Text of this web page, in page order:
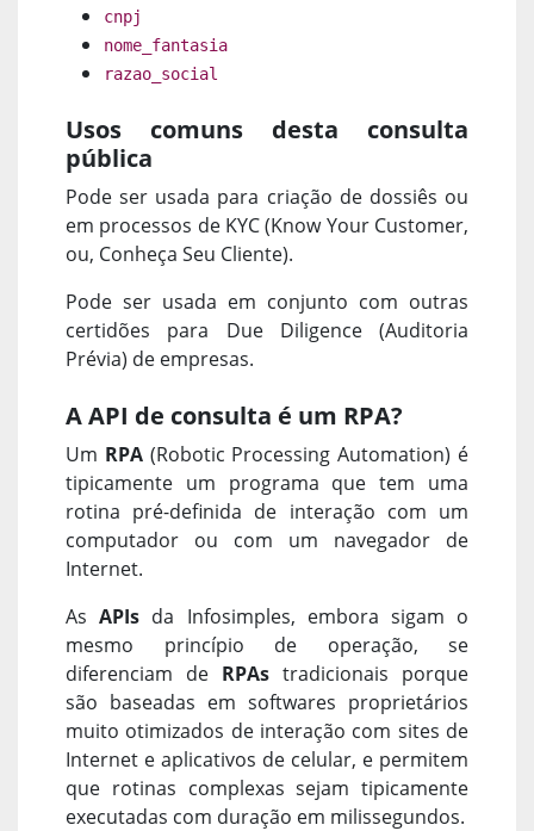
cnpj
nome_fantasia
razao_social
Usos comuns desta consulta
pública
Pode ser usada para criação de dossiês ou
em processos de KYC (Know Your Customer,
ou, Conheça Seu Cliente).
Pode ser usada em conjunto com outras
certidões para Due Diligence (Auditoria
Prévia) de empresas.
A API de consulta é um RPA?
Um RPA(Robotic Processing Automation) é
tipicamente um programa que tem uma
rotina pré-definida de interação com um
computador ou com um navegador de
Internet.
AsAPIs da Infosimples, embora sigam o
mesmo princípio de operação, se
diferenciam de RPAs tradicionais porque
são baseadas em softwares proprietários
muito otimizados de interação com sites de
Internet e aplicativos de celular, e permitem
que rotinas complexas sejam tipicamente
executadas com duração em milissegundos.